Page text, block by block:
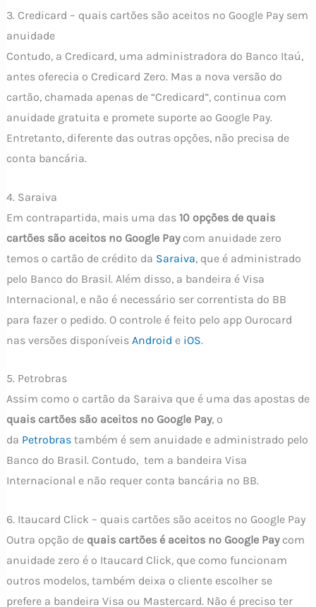
3. Credicard – quais cartões são aceitos no Google Pay sem
anuidade
Contudo, a Credicard, uma administradora do Banco Itaú,
antes oferecia o Credicard Zero. Mas a nova versão do
cartão, chamada apenas de “Credicard”, continua com
anuidade gratuita e promete suporte ao Google Pay.
Entretanto, diferente das outras opções, não precisa de
conta bancária.
4. Saraiva
Em contrapartida, mais uma das 10 opções de quais
cartões são aceitos no Google Paycom anuidade zero
temos o cartão de crédito da Saraiva, que é administrado
pelo Banco do Brasil. Além disso, a bandeira é Visa
Internacional, e não é necessário ser correntista do BB
para fazer o pedido. O controle é feito pelo app Ourocard
nas versões disponíveis Android e iOS.
5. Petrobras
Assim como o cartão da Saraiva que é uma das apostas de
quais cartões são aceitos no Google Pay, o
da Petrobrastambém é sem anuidade e administrado pelo
Banco do Brasil. Contudo, tem a bandeira Visa
Internacional e não requer conta bancária no BB.
6. Itaucard Click – quais cartões são aceitos no Google Pay
Outra opção de quais cartões é aceitos no Google Paycom
anuidade zero é o Itaucard Click, que como funcionam
outros modelos, também deixa o cliente escolher se
prefere a bandeira Visa ou Mastercard. Não é preciso ter